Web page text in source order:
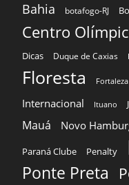
Bahia botafogo-RJ
Centro
Dicas Duque de Caxias
Floresta Fortaleza
Internacional Ituano
Mauá Novo
Paraná Clube Penalty
Ponte Preta